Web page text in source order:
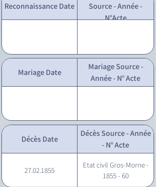
Reconnaissance Date
Source - Année -
N°Acte
Mariage Date
Mariage Source -
Année - N° Acte
Décès Date
Décès Source - Année
- N° Acte
27.02.1855
Etat civil Gros-Morne -
1855 - 60